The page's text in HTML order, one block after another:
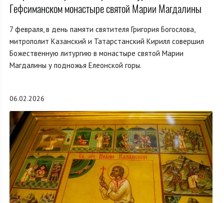
Гефсиманском монастыре святой Марии Магдалины
7 февраля, в день памяти святителя Григория Богослова,
митрополит Казанский и Татарстанский Кирилл совершил
Божественную литургию в монастыре святой Марии
Магдалины у подножья Елеонской горы.
06.02.2026